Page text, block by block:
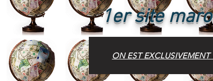
1er site
ON EST